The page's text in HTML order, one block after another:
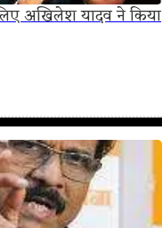
अखिलेश यादव ने किया